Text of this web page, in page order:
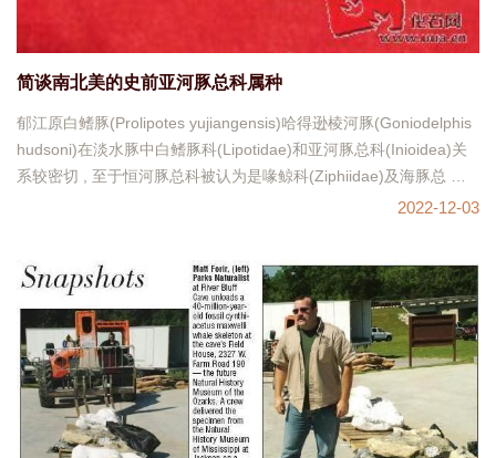
简谈南北美的史前亚河豚总科属种
郁江原白鳍豚(Prolipotes yujiangensis)哈得逊棱河豚(Goniodelphis
hudsoni)在淡水豚中白鳍豚科(Lipotidae)和亚河豚总科(Inioidea)关
系较密切 , 至于恒河豚总科被认为是喙鲸科(Ziphiidae)及海豚总 科
2022-12-03